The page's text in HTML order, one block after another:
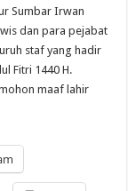
Sumbar Irwan
dan para pejabat
staf yang hadir
Fitri 1440 H.
maaf lahir